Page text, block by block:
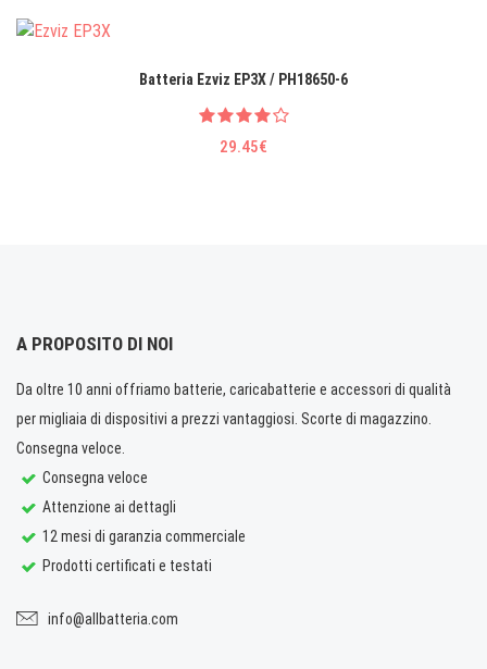
Batteria Ezviz EP3X / PH18650-6
29.45€
A PROPOSITO DI NOI
Da oltre 10 anni offriamo batterie, caricabatterie e accessori di qualità
per migliaia di dispositivi a prezzi vantaggiosi. Scorte di magazzino.
Consegna veloce.
Consegna veloce
Attenzione ai dettagli
12 mesi di garanzia commerciale
Prodotti certificati e testati
info@allbatteria.com